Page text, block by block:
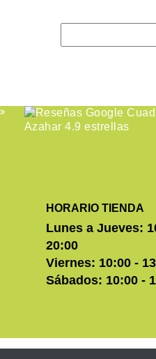
HORARIO TIENDA
Lunes a Jueves:
20:00
Viernes: 10:00 -
Sábados: 10:00 -